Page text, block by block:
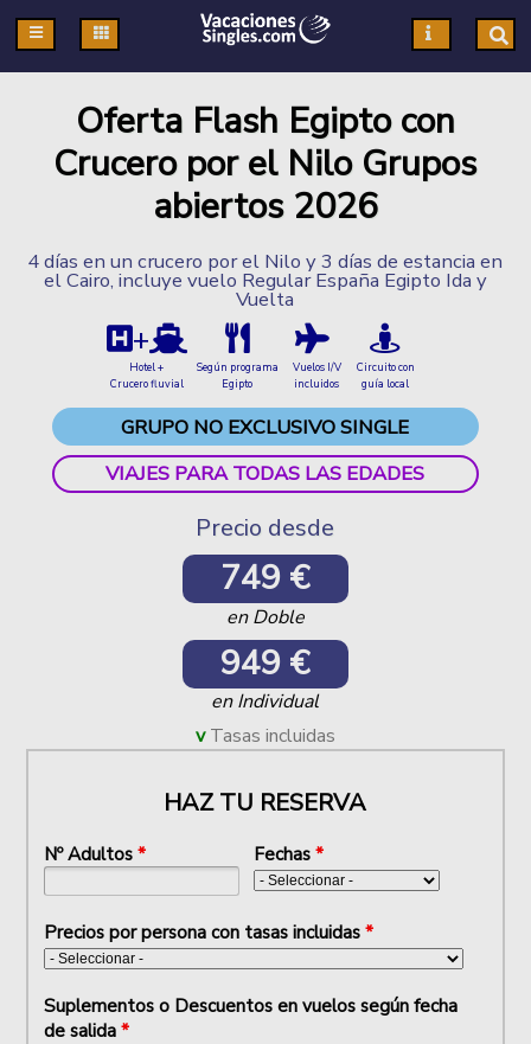
Oferta Flash Egipto con
Crucero por el Nilo Grupos
abiertos 2026
4 días en un crucero por el Nilo y 3 días de estancia en
el Cairo, incluye vuelo Regular España Egipto Ida y
Vuelta
+
Hotel +
Crucero fluvial
Según programa
Egipto
Vuelos I/V
incluidos
Circuito con
guía local
GRUPO NO EXCLUSIVO SINGLE
VIAJES PARA TODAS LAS EDADES
Precio desde
749 €
en Doble
949 €
en Individual
Tasas incluidas
HAZ TU RESERVA
Nº Adultos* Fechas*
Precios por persona con tasas incluidas*
Suplementos o Descuentos en vuelos según fecha
de salida*